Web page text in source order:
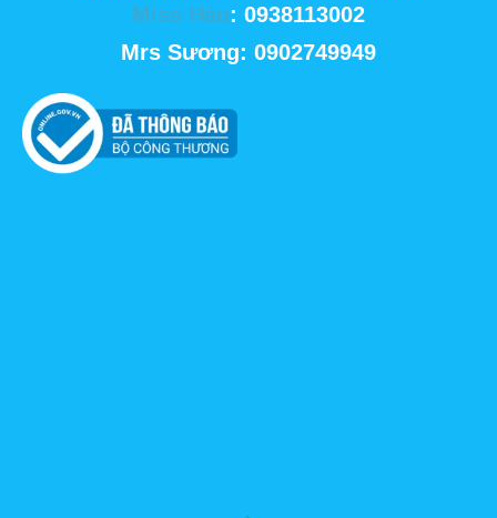
Miss Hảo: 0938113002
Mrs Sương: 0902749949